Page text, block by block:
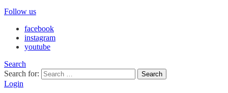
Follow us
facebook
instagram
youtube
Search
Search for:
Search
Login